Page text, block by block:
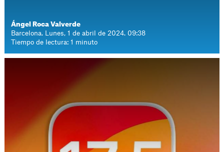
Ángel Roca Valverde
Barcelona. Lunes, 1 de abril de 2024. 09:38
Tiempo de lectura: 1 minuto